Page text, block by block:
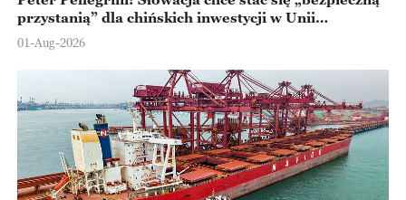
przystanią” dla chińskich inwestycji w Unii
Europejskiej
01-Aug-2026